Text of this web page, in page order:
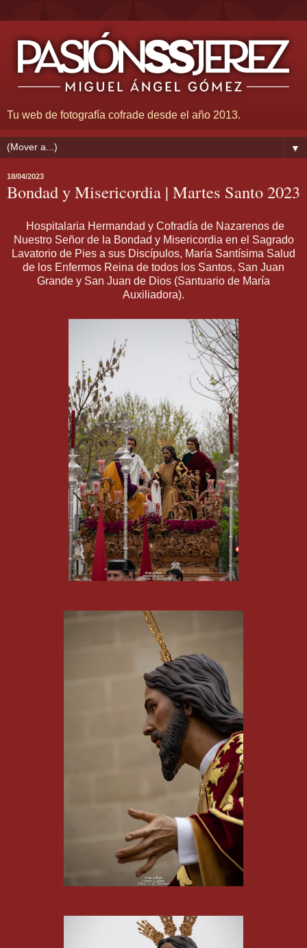
Tu web de fotografía cofrade desde el año 2013.
▼
18/04/2023
Bondad y Misericordia | Martes Santo 2023
Hospitalaria Hermandad y Cofradía de Nazarenos de
Nuestro Señor de la Bondad y Misericordia en el Sagrado
Lavatorio de Pies a sus Discípulos, María Santísima Salud
de los Enfermos Reina de todos los Santos, San Juan
Grande y San Juan de Dios (Santuario de María
Auxiliadora).